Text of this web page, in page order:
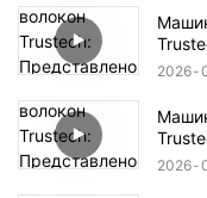
2026
2026